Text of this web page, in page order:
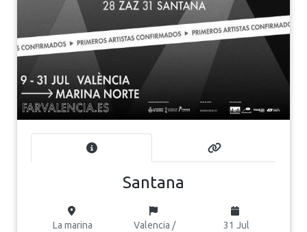
Santana
La marina
Valencia /
31 Jul